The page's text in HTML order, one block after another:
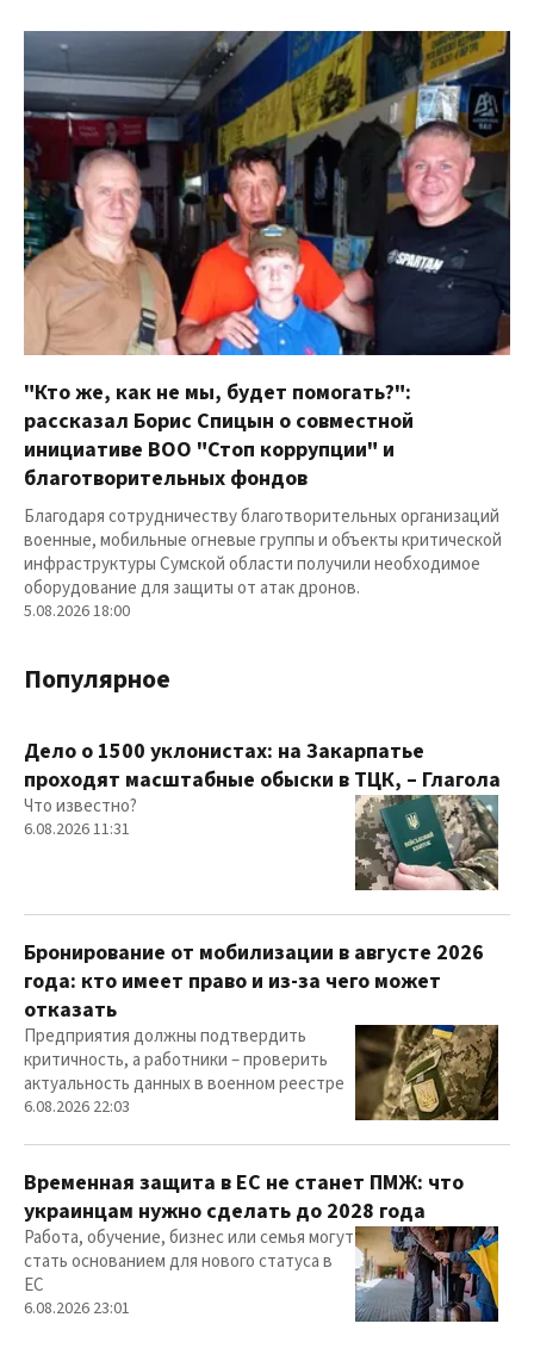
"Кто же, как не мы, будет помогать?":
рассказал Борис Спицын о совместной
инициативе ВОО "Стоп коррупции" и
благотворительных фондов
Благодаря сотрудничеству благотворительных организаций
военные, мобильные огневые группы и объекты критической
инфраструктуры Сумской области получили необходимое
оборудование для защиты от атак дронов.
5.08.2026 18:00
Популярное
Дело о 1500 уклонистах: на Закарпатье
проходят масштабные обыски в ТЦК, – Глагола
Что известно?
6.08.2026 11:31
Бронирование от мобилизации в августе 2026
года: кто имеет право и из-за чего может
отказать
Предприятия должны подтвердить
критичность, а работники – проверить
актуальность данных в военном реестре
6.08.2026 22:03
Временная защита в ЕС не станет ПМЖ: что
украинцам нужно сделать до 2028 года
Работа, обучение, бизнес или семья могут
стать основанием для нового статуса в
ЕС
6.08.2026 23:01